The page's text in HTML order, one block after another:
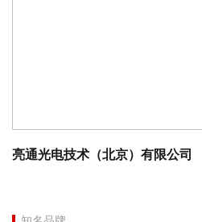
亮通光电技术（北京）有限公司